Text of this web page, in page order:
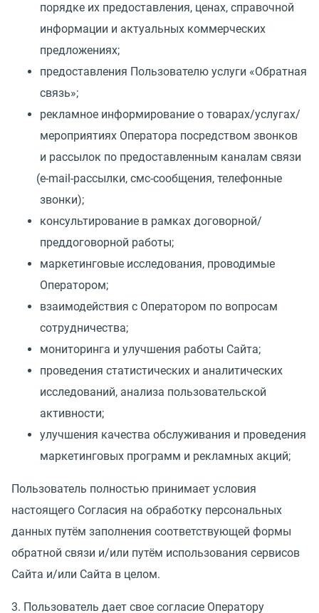
порядке их предоставления, ценах, справочной
информации и актуальных коммерческих
предложениях;
предоставления Пользователю услуги «Обратная
связь»;
рекламное информирование о товарах/услугах/
мероприятиях Оператора посредством звонков
и рассылок по предоставленным каналам связи
(e-mail-рассылки, смс-сообщения, телефонные
звонки);
консультирование в рамках договорной/
преддоговорной работы;
маркетинговые исследования, проводимые
Оператором;
взаимодействия с Оператором по вопросам
сотрудничества;
мониторинга и улучшения работы Сайта;
проведения статистических и аналитических
исследований, анализа пользовательской
активности;
улучшения качества обслуживания и проведения
маркетинговых программ и рекламных акций;
Пользователь полностью принимает условия
настоящего Согласия на обработку персональных
данных путём заполнения соответствующей формы
обратной связи и/или путём использования сервисов
Сайта и/или Сайта в целом.
3. Пользователь дает свое согласие Оператору